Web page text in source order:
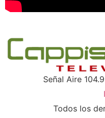
Señal Aire
Todos los